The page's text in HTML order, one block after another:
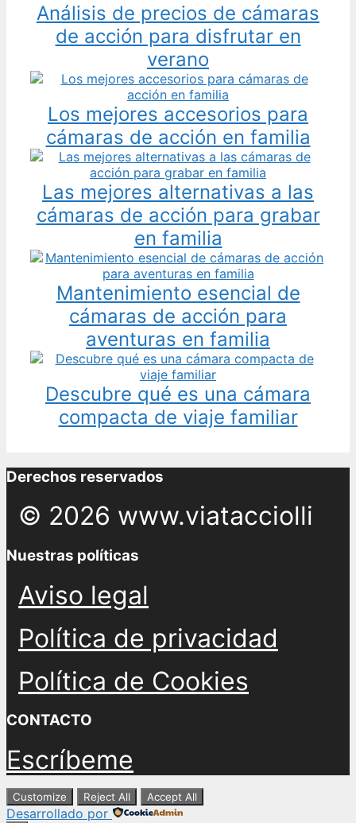
Análisis de precios de cámaras
de acción para disfrutar en
verano
Los mejores accesorios para
cámaras de acción en familia
Las mejores alternativas a las
cámaras de acción para grabar
en familia
Mantenimiento esencial de
cámaras de acción para
aventuras en familia
Descubre qué es una cámara
compacta de viaje familiar
Derechos reservados
© 2026 www.viatacciolli
Nuestras políticas
Aviso legal
Política de privacidad
Política de Cookies
CONTACTO
Escríbeme
Customize Reject All Accept All
Desarrollado por